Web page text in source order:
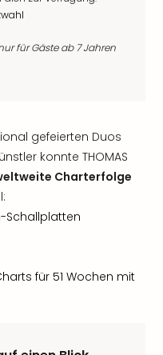
für Gäste ab 7 Jahren
gefeierten Duos
konnte THOMAS
Charterfolge
Schallplatten
für 51 Wochen mit